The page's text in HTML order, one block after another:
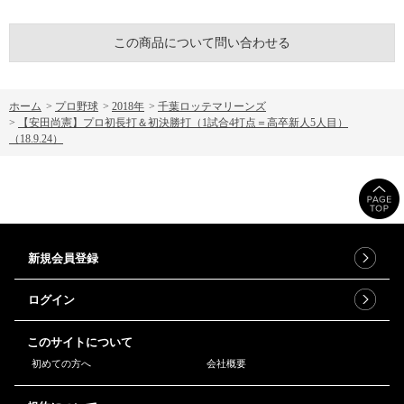
この商品について問い合わせる
ホーム > プロ野球 > 2018年 > 千葉ロッテマリーンズ
>
【安田尚憲】プロ初長打＆初決勝打（1試合4打点＝高卒新人5人目）
（18.9.24）
新規会員登録
ログイン
このサイトについて
初めての方へ 会社概要